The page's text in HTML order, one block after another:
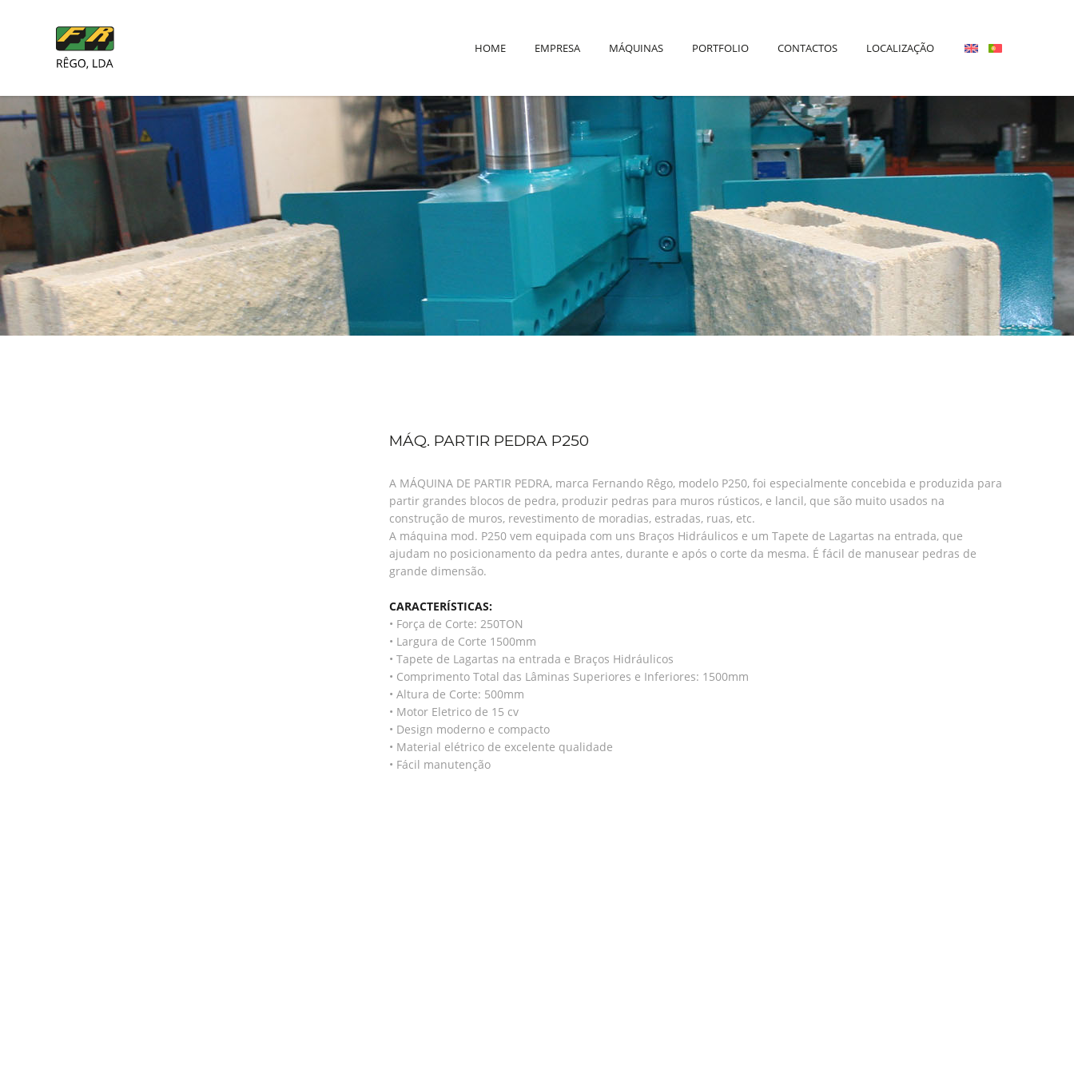
HOME EMPRESA MÁQUINAS PORTFOLIO CONTACTOS LOCALIZAÇÃO
MÁQ. PARTIR PEDRA P250
A MÁQUINA DE PARTIR PEDRA, marca Fernando Rêgo, modelo P250, foi especialmente concebida e produzida para
partir grandes blocos de pedra, produzir pedras para muros rústicos, e lancil, que são muito usados na
construção de muros, revestimento de moradias, estradas, ruas, etc.
A máquina mod. P250 vem equipada com uns Braços Hidráulicos e um Tapete de Lagartas na entrada, que
ajudam no posicionamento da pedra antes, durante e após o corte da mesma. É fácil de manusear pedras de
grande dimensão.
CARACTERÍSTICAS:
• Força de Corte: 250TON
• Largura de Corte 1500mm
• Tapete de Lagartas na entrada e Braços Hidráulicos
• Comprimento Total das Lâminas Superiores e Inferiores: 1500mm
• Altura de Corte: 500mm
• Motor Eletrico de 15 cv
• Design moderno e compacto
• Material elétrico de excelente qualidade
• Fácil manutenção